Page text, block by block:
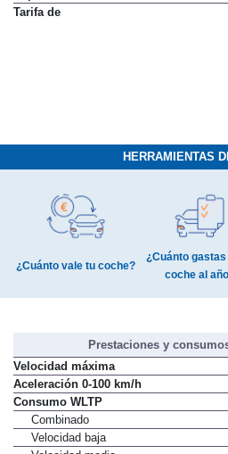
Impuesto de matriculación
HERRAMIENTAS
¿Cuánto gastas
Prestaciones y
Velocidad máxima
Aceleración 0-100 km/h
Consumo WLTP
Combinado